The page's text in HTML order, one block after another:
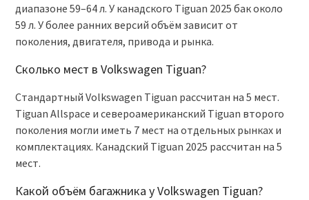
диапазоне 59–64 л. У канадского Tiguan 2025 бак около
59 л. У более ранних версий объём зависит от
поколения, двигателя, привода и рынка.
Сколько мест в Volkswagen Tiguan?
Стандартный Volkswagen Tiguan рассчитан на 5 мест.
Tiguan Allspace и североамериканский Tiguan второго
поколения могли иметь 7 мест на отдельных рынках и
комплектациях. Канадский Tiguan 2025 рассчитан на 5
мест.
Какой объём багажника у Volkswagen Tiguan?